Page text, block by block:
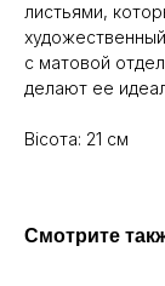
листьями,
с матовой
делают ее
Вісота: 21 см
Смотрите